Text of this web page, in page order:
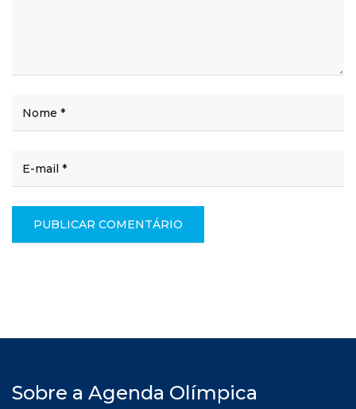
Sobre a Agenda Olímpica